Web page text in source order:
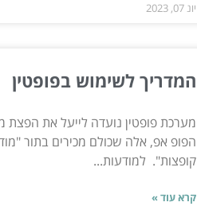
יונ 07, 2023
המדריך לשימוש בפופטין
מערכת פופטין נועדה לייעל את הפצת
הפופ אפ, אלה שכולם מכירים בתור
קופצות". למודעות...
קרא עוד »